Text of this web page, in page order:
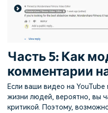
Часть 5: Как
комментарии
Если ваши видео на
жизни людей, вероятно, вы
критикой. Поэтому,